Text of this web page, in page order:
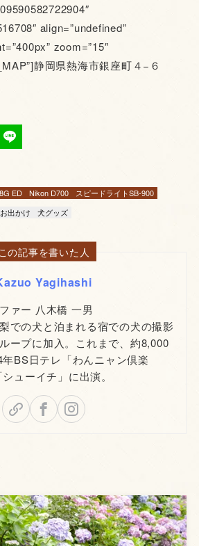
align=”undefined”
zoom=”15″
静岡県熱海市銀座町４−６
ED Nikon D700 スピードライトSB-900
出かけ 犬グッズ
この記事を書いた人
Yagihashi
ァー 八木橋 一男
での犬と泊まれる宿での犬の撮影
ープに加入。これまで、約8,000
年BS日テレ「わんニャン倶楽
ューイチ」に出演。